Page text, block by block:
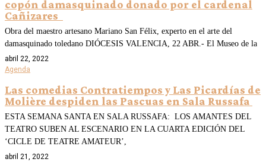
copón damasquinado donado por el cardenal
Cañizares
Obra del maestro artesano Mariano San Félix, experto en el arte del
damasquinado toledano DIÓCESIS VALENCIA, 22 ABR.- El Museo de la
abril 22, 2022
Agenda
Las comedias Contratiempos y Las Picardías de
Molière despiden las Pascuas en Sala Russafa
ESTA SEMANA SANTA EN SALA RUSSAFA: LOS AMANTES DEL
TEATRO SUBEN AL ESCENARIO EN LA CUARTA EDICIÓN DEL
‘CICLE DE TEATRE AMATEUR’,
abril 21, 2022